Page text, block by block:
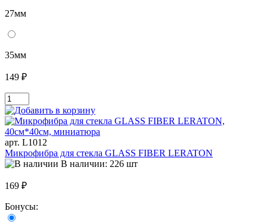
27мм
35мм
149 ₽
арт. L1012
Микрофибра для стекла GLASS FIBER LERATON
В наличии: 226 шт
169 ₽
Бонусы: